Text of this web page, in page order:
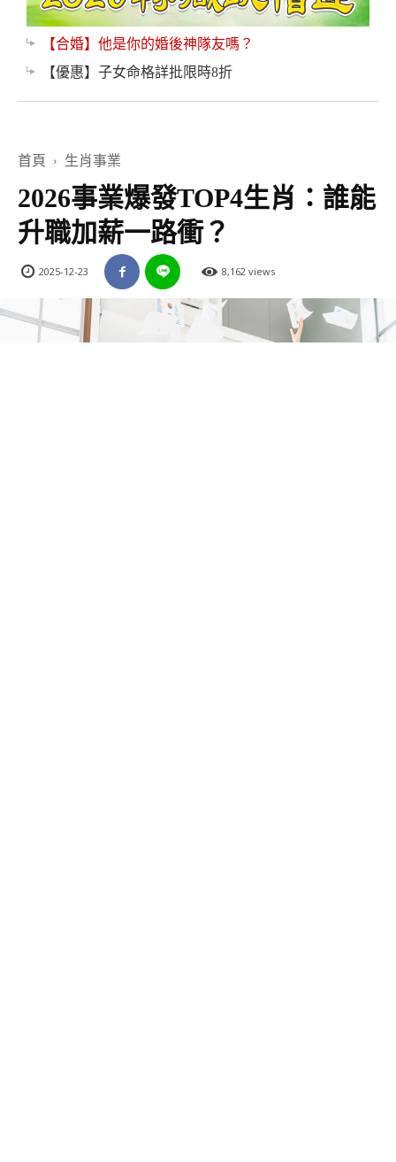
【合婚】他是你的婚後神隊友嗎？
【優惠】子女命格詳批限時8折